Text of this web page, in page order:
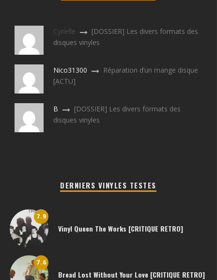
Cyrielle
[DOSSIER] Les divers formats des
disques vinyles
Nico31300
Réparation d’un mange disque
[ACTU]
B
[DOSSIER] Les divers formats des
disques vinyles
DERNIERS VINYLES TESTES
7.9
Vinyl Queen The Works [CRITIQUE RETRO]
7.6
Bread Lost Without Your Love [CRITIQUE RETRO]